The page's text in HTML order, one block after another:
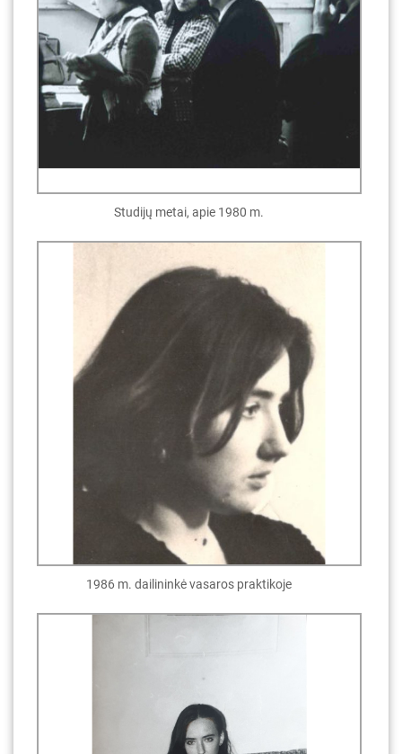
Studijų metai, apie 1980 m.
1986 m. dailininkė vasaros praktikoje